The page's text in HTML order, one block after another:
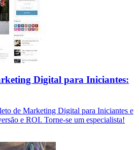
Digital para Iniciantes:
de Marketing Digital para Iniciantes e
e ROI. Torne-se um especialista!